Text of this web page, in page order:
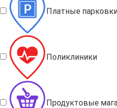
Платные
Поликлиники
Продуктовые